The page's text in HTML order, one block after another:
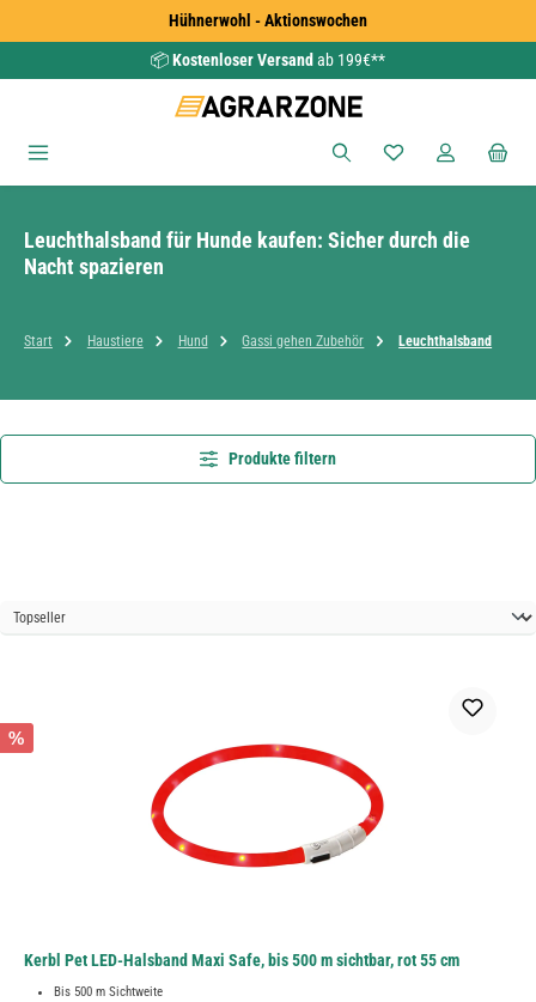
Zum Hauptinhalt springenHühnerwohl - Aktionswochen
📦Kostenloser Versand ab 199€**
Du hast 0
Leuchthalsband für Hunde kaufen: Sicher durch die
Nacht spazieren
Start Haustiere Hund Gassi gehen Zubehör Leuchthalsband
Produkte filtern
%
Kerbl Pet LED-Halsband Maxi Safe, bis 500 m sichtbar, rot 55 cm
Bis 500 m Sichtweite